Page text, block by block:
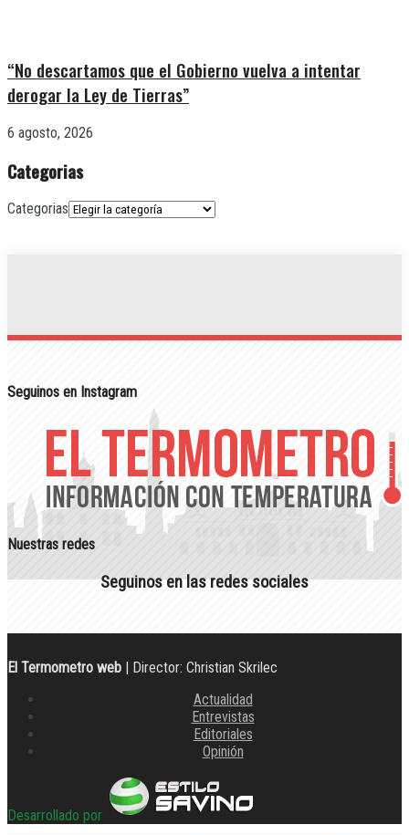
“No descartamos que el Gobierno vuelva a intentar
derogar la Ley de Tierras”
6 agosto, 2026
Categorias
Categorias
Seguinos en Instagram
Nuestras redes
Seguinos en las redes sociales
El Termometro web | Director: Christian Skrilec
Actualidad
Entrevistas
Editoriales
Opinión
Desarrollado por